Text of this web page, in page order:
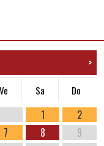
>
Ve Sa Do
1
2
7 8
9